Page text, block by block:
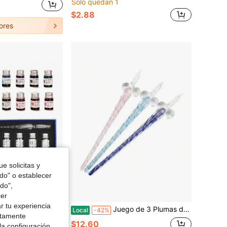
Solo quedan 1
$2.88
de $37.47
12 tintas de colores, set de caligrafía para arte, escritura, firma, decoración, regalo Local -42% Juego de 3 Plumas de Inmersión de Vidrio Hechas a Mano, Plumas de Caligrafía de Cristal de Borosilicato de Alta Calidad para Escribir, Dibujar, Arte Decorativo, Pluma de Firma Regalo para Artistas, Adolescentes, Mujeres y Hombres
$12.60
solicitas y
o establecer
tu experiencia